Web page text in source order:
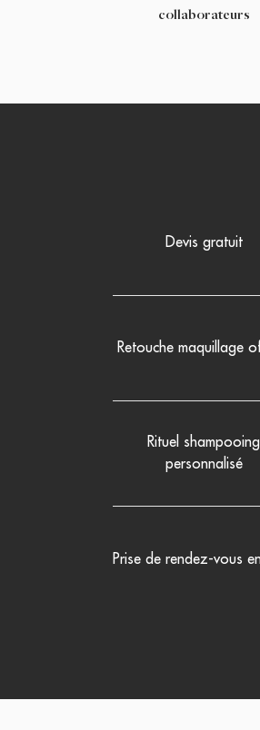
collaborateurs
Devis gratuit
Retouche maquillage
Rituel shampooing
personnalisé
Prise de rendez-vous